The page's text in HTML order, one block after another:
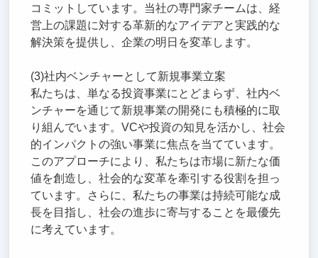
コミットしています。当社の専門家チームは、経
営上の課題に対する革新的なアイデアと実践的な
解決策を提供し、企業の明日を変革します。
(3)社内ベンチャーとして新規事業立案
私たちは、単なる投資事業にとどまらず、社内ベ
ンチャーを通じて新規事業の開発にも積極的に取
り組んでいます。VCや投資の知見を活かし、社会
的インパクトの強い事業に焦点を当てています。
このアプローチにより、私たちは市場に新たな価
値を創造し、社会的な変革を牽引する役割を担っ
ています。さらに、私たちの事業は持続可能な成
長を目指し、社会の進歩に寄与することを最優先
に考えています。